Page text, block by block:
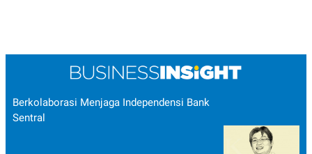
Berkolaborasi Menjaga Independensi Bank
Sentral